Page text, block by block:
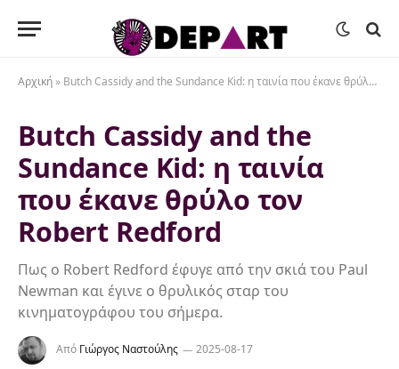
Αρχική » Butch Cassidy and the Sundance Kid: η ταινία που έκανε θρύλο τον Robert Redford
Butch Cassidy and the
Sundance Kid: η ταινία
που έκανε θρύλο τον
Robert Redford
Πως ο Robert Redford έφυγε από την σκιά του Paul
Newman και έγινε ο θρυλικός σταρ του
κινηματογράφου του σήμερα.
Από Γιώργος Ναστούλης 2025-08-17